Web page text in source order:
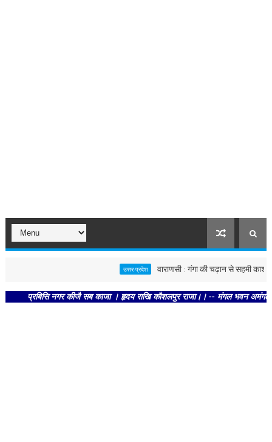
उत्तर-प्रदेश वाराणसी : गंगा की चढ़ान से सहमी काशी : छूने
प्रबिसि नगर कीजै सब काजा । हृदय राखि कौशलपुर राजा।। -- मंगल भवन अमंगल